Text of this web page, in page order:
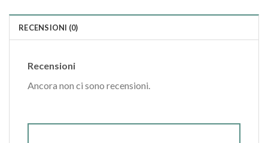
RECENSIONI (0)
Recensioni
Ancora non ci sono recensioni.